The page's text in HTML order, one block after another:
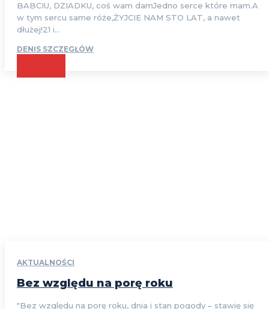
BABCIU, DZIADKU, coś wam damJedno serce które mam.A
w tym sercu same róże,ŻYJCIE NAM STO LAT, a nawet
dłużej!21 i...
DENIS SZCZEGŁÓW
AKTUALNOŚCI
Bez względu na porę roku
"Bez względu na porę roku, dnia i stan pogody – stawię się